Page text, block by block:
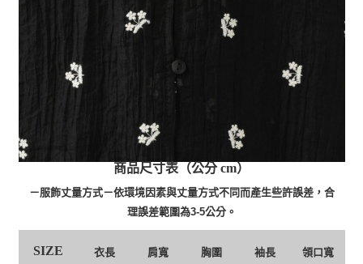
商品尺寸表（公分 cm）
－服飾丈量方式－依環境因素與丈量方式不同而產生些許誤差，合
理誤差範圍為3-5公分。
SIZE 衣長 肩寬 胸圍 袖長 領口寬